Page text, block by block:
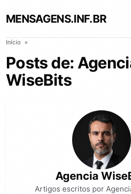
MENSAGENS.INF.BR
Início »
Posts de:
WiseBits
Agencia
Artigos escritos por